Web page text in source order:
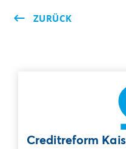
ZURÜCK
Creditreform